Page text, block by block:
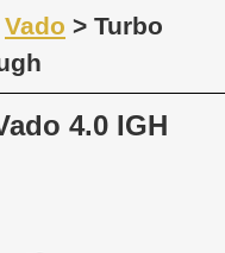
Vado > Turbo
4.0 IGH